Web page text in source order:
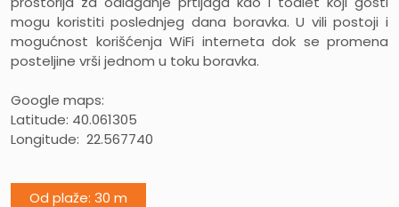
mogu koristiti poslednjeg dana boravka. U vili postoji i
mogućnost korišćenja WiFi interneta dok se promena
posteljine vrši jednom u toku boravka.
Google maps:
Latitude: 40.061305
Longitude: 22.567740
Od plaže: 30 m